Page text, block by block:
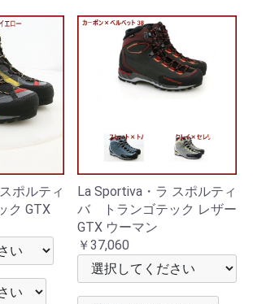
ポルティ
ク GTX
La Sportiva・ラ スポルティ
バ トランゴテック レザー
GTX ウーマン
￥37,060